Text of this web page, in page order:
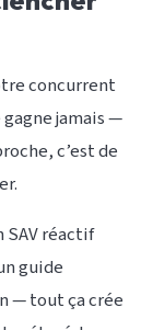
concurrent
gagne jamais —
c’est de
SAV réactif
guide
— tout ça crée